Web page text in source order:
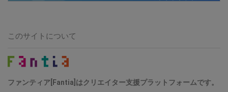
このサイトについて
ファンティア[Fantia]はクリエイター支援プラットフォームです。